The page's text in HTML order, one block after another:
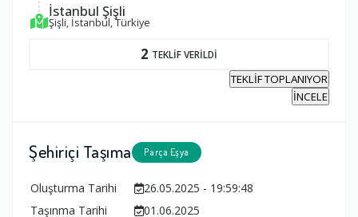
İstanbul Şişli
Şişli, İstanbul, Türkiye
2 TEKLİF VERİLDİ
TEKLİF TOPLANIYOR
İNCELE
Şehiriçi Taşıma Parça Eşya
Oluşturma Tarihi
26.05.2025 - 19:59:48
Taşınma Tarihi
01.06.2025